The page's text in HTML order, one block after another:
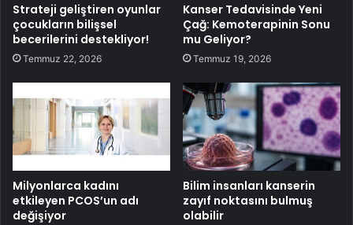
Strateji geliştiren oyunlar
çocukların bilişsel
becerilerini destekliyor!
Temmuz 22, 2026
Kanser Tedavisinde Yeni
Çağ: Kemoterapinin Sonu
mu Geliyor?
Temmuz 19, 2026
Milyonlarca kadını
etkileyen PCOS’un adı
değişiyor
Bilim insanları kanserin
zayıf noktasını bulmuş
olabilir